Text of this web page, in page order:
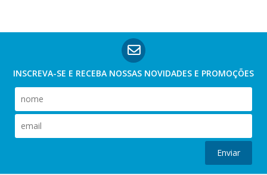
INSCREVA-SE E RECEBA NOSSAS NOVIDADES E PROMOÇÕES
Enviar